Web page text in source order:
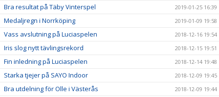
Bra resultat på Täby Vinterspel 2019-01-25 16:39
Medaljregn i Norrköping 2019-01-09 19:58
Vass avslutning på Luciaspelen 2018-12-16 19:54
Iris slog nytt tävlingsrekord 2018-12-15 19:51
Fin inledning på Luciaspelen 2018-12-14 19:48
Starka tjejer på SAYO Indoor 2018-12-09 19:45
Bra utdelning för Olle i Västerås 2018-12-09 19:44